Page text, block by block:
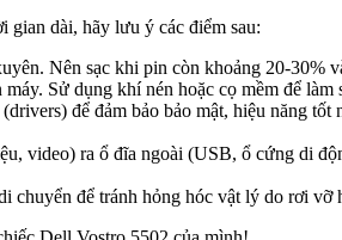
gian dài, hãy lưu ý các điểm sau:
Nên sạc khi pin còn khoảng 20-30%
Sử dụng khí nén hoặc cọ mềm để
để đảm bảo bảo mật, hiệu năng
video) ra ổ đĩa ngoài (USB, ổ cứng di
chuyển để tránh hỏng hóc vật lý do rơi vỡ